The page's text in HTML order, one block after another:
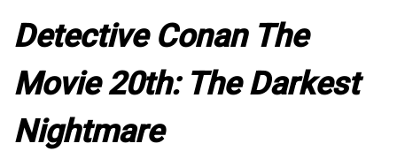
Detective Conan The
Movie 20th: The Darkest
Nightmare